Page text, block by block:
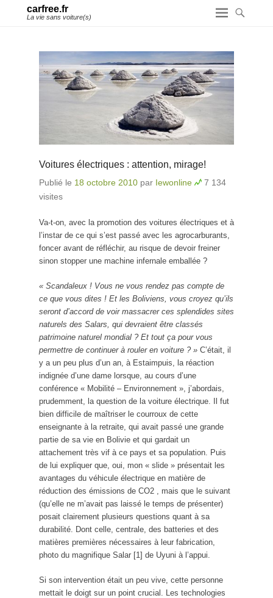
carfree.fr
La vie sans voiture(s)
Voitures électriques : attention, mirage!
Publié le 18 octobre 2010 par Iewonline
7 134
visites
Va-t-on, avec la promotion des voitures électriques et à
l’instar de ce qui s’est passé avec les agrocarburants,
foncer avant de réfléchir, au risque de devoir freiner
sinon stopper une machine infernale emballée ?
« Scandaleux ! Vous ne vous rendez pas compte de
ce que vous dites ! Et les Boliviens, vous croyez qu’ils
seront d’accord de voir massacrer ces splendides sites
naturels des Salars, qui devraient être classés
patrimoine naturel mondial ? Et tout ça pour vous
permettre de continuer à rouler en voiture ? » C’était, il
y a un peu plus d’un an, à Estaimpuis, la réaction
indignée d’une dame lorsque, au cours d’une
conférence « Mobilité – Environnement », j’abordais,
prudemment, la question de la voiture électrique. Il fut
bien difficile de maîtriser le courroux de cette
enseignante à la retraite, qui avait passé une grande
partie de sa vie en Bolivie et qui gardait un
attachement très vif à ce pays et sa population. Puis
de lui expliquer que, oui, mon « slide » présentait les
avantages du véhicule électrique en matière de
réduction des émissions de CO2 , mais que le suivant
(qu’elle ne m’avait pas laissé le temps de présenter)
posait clairement plusieurs questions quant à sa
durabilité. Dont celle, centrale, des batteries et des
matières premières nécessaires à leur fabrication,
photo du magnifique Salar [1] de Uyuni à l’appui.
Si son intervention était un peu vive, cette personne
mettait le doigt sur un point crucial. Les technologies